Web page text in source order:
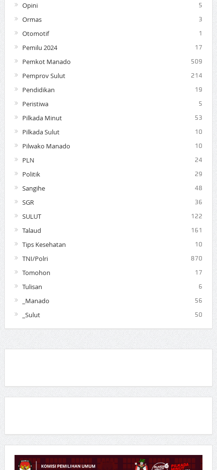
Opini 5
Ormas 3
Otomotif 1
Pemilu 2024 17
Pemkot Manado 509
Pemprov Sulut 214
Pendidikan 19
Peristiwa 5
Pilkada Minut 53
Pilkada Sulut 10
Pilwako Manado 10
PLN 24
Politik 29
Sangihe 48
SGR 36
SULUT 122
Talaud 161
Tips Kesehatan 10
TNI/Polri 870
Tomohon 17
Tulisan 6
_Manado 56
_Sulut 50